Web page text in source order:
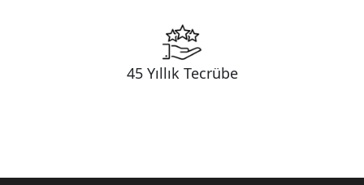
45 Yıllık Tecrübe